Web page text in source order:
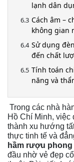
lạnh dân
Cách âm –
không gian
Sử dụng
đến chất
Tính toán
năng và
Trong các nhà
Hồ Chí Minh, việc
thành xu hướng
thực tinh tế và
hầm rượu
đầu nhờ vẻ đẹp